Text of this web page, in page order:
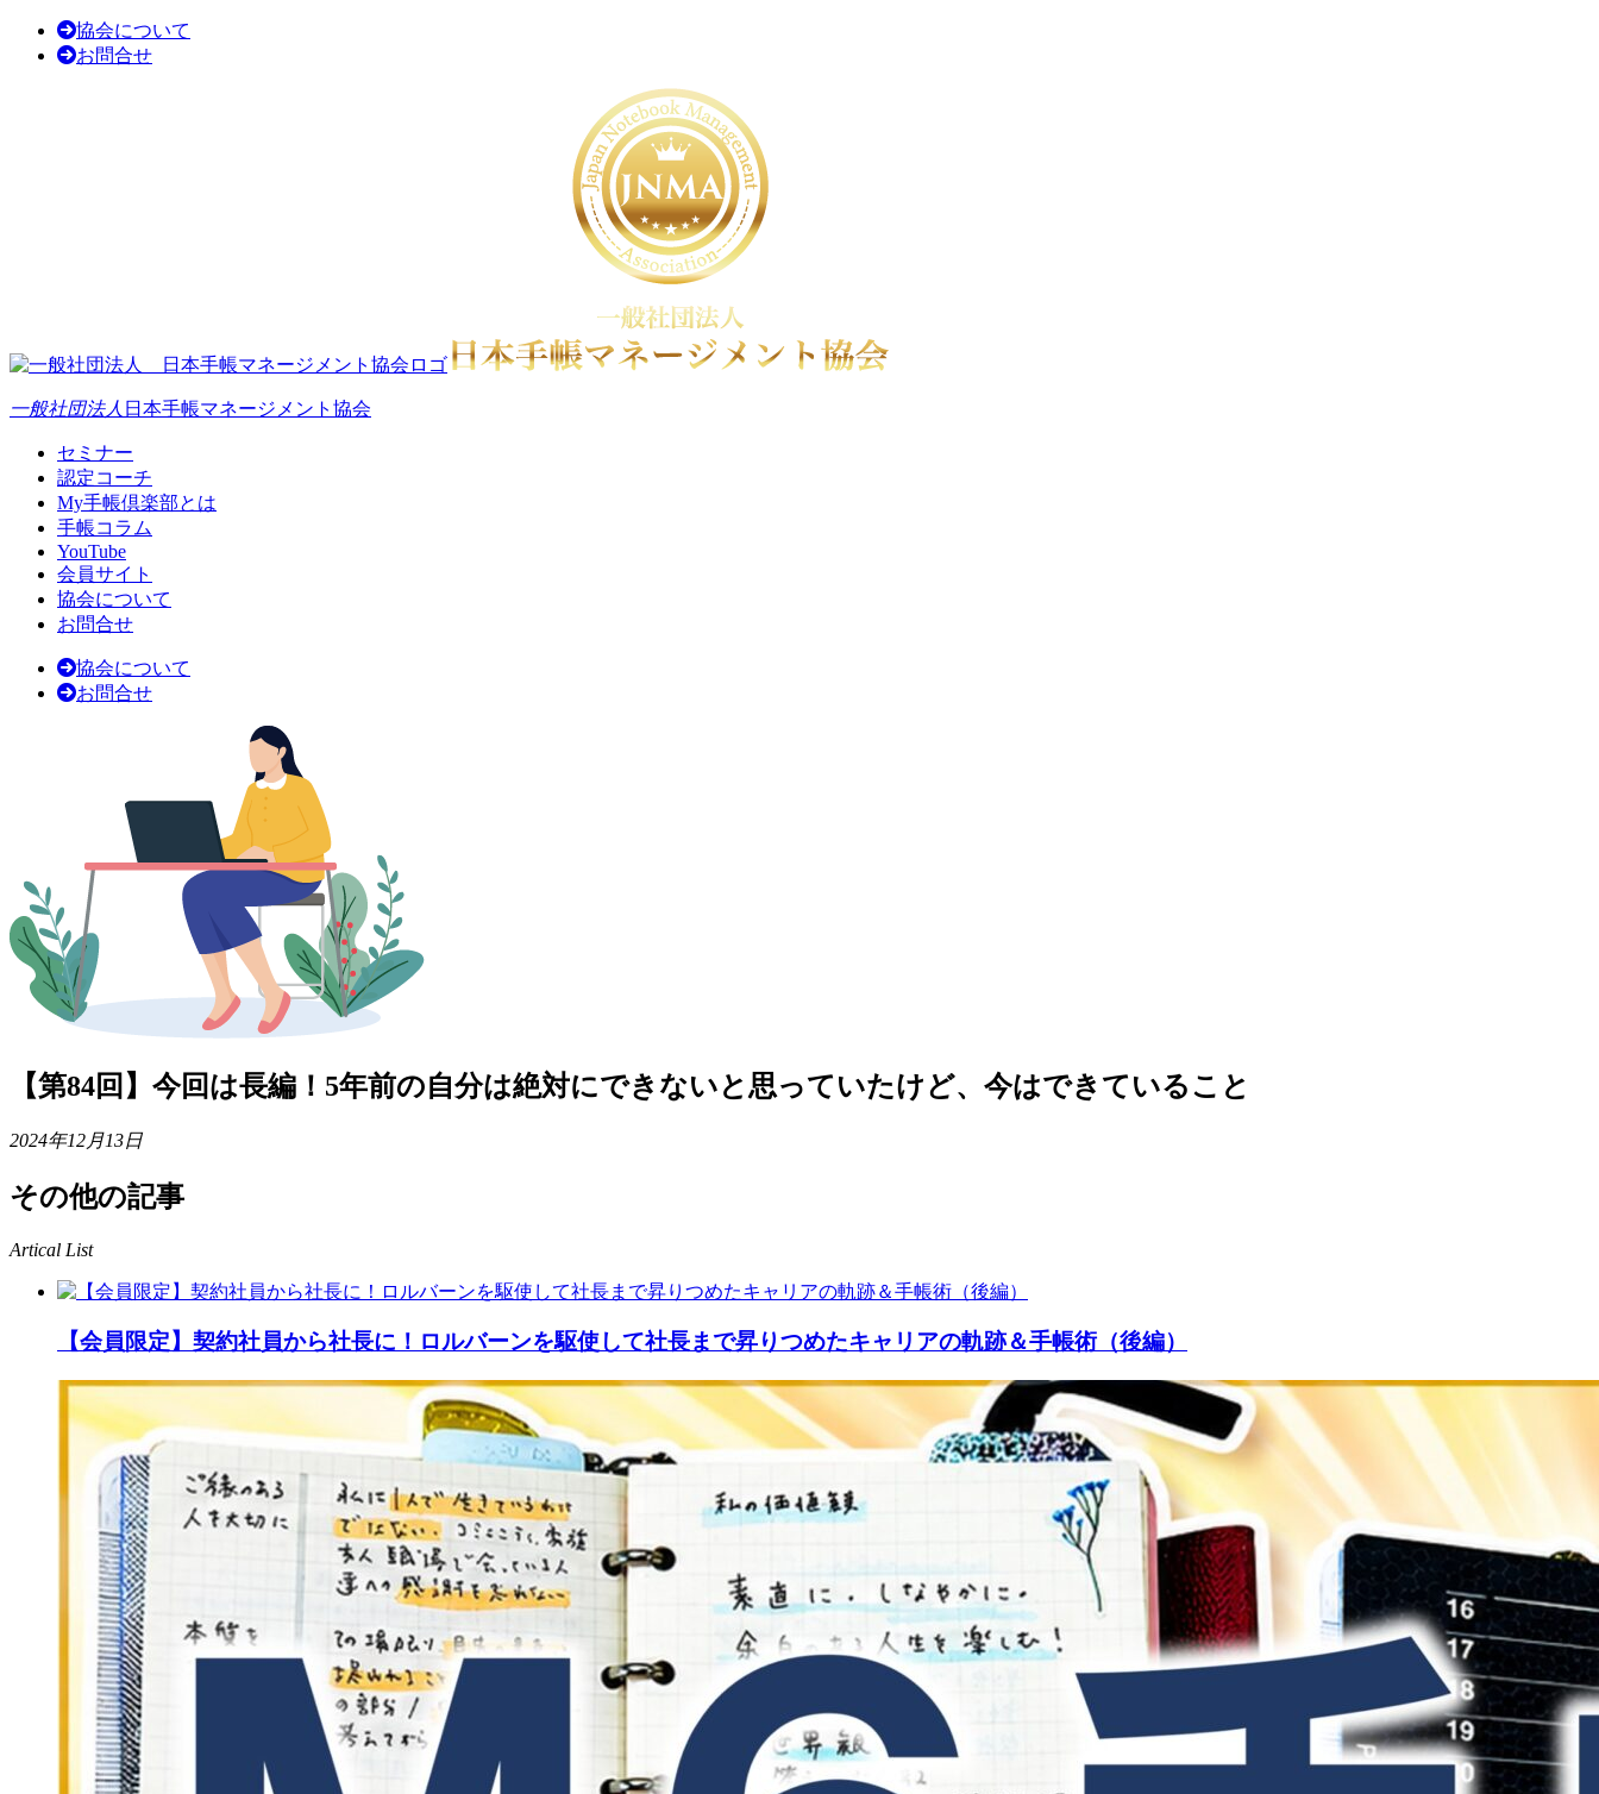
協会について
お問合せ
一般社団法人 日本手帳マネージメント協会
セミナー
認定コーチ
My手帳倶楽部とは
手帳コラム
YouTube
会員サイト
協会について
お問合せ
協会について
お問合せ
【第84回】今回は長編！5年前の自分は絶対にできないと思っていたけど、今はできていること
2024年12月13日
その他の記事
Artical List
【会員限定】契約社員から社長に！ロルバーンを駆使して社長まで昇りつめたキャリアの軌跡＆手帳術（後編）